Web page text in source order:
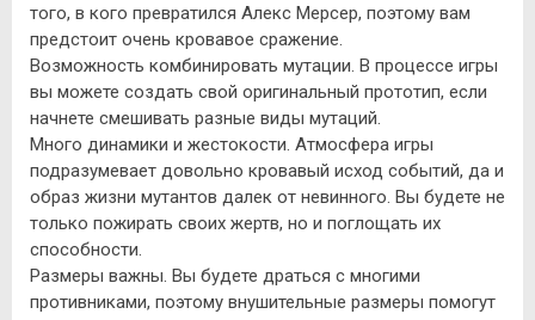
того, в кого превратился Алекс Мерсер, поэтому вам
предстоит очень кровавое сражение.
Возможность комбинировать мутации. В процессе игры
вы можете создать свой оригинальный прототип, если
начнете смешивать разные виды мутаций.
Много динамики и жестокости. Атмосфера игры
подразумевает довольно кровавый исход событий, да и
образ жизни мутантов далек от невинного. Вы будете не
только пожирать своих жертв, но и поглощать их
способности.
Размеры важны. Вы будете драться с многими
противниками, поэтому внушительные размеры помогут